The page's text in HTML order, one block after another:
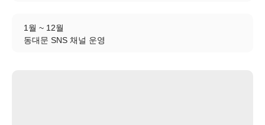
1월 ~ 12월
동대문 SNS 채널 운영